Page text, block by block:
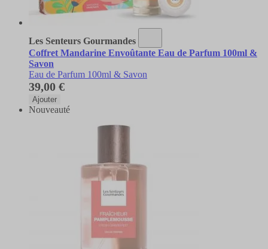
Les Senteurs Gourmandes
Coffret Mandarine Envoûtante Eau de Parfum 100ml &
Savon
Eau de Parfum 100ml & Savon
39,00 €
Ajouter
Nouveauté